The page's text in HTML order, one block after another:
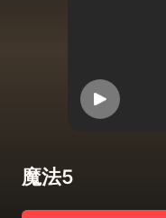
魔法5